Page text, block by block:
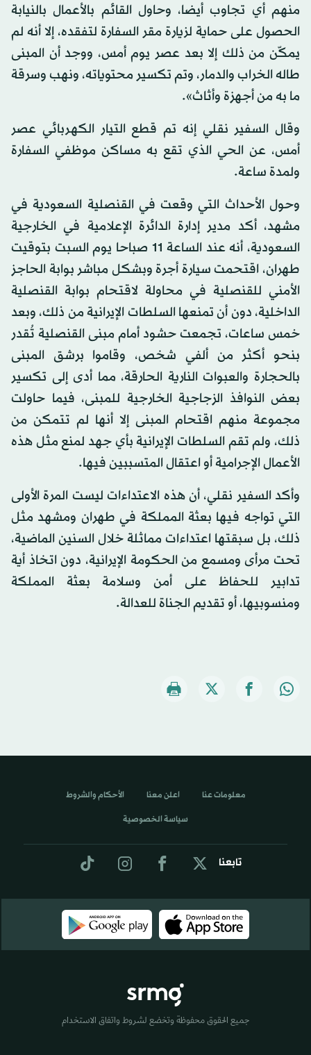
منهم أي تجاوب أيضا، وحاول القائم بالأعمال بالنيابة
الحصول على حماية لزيارة مقر السفارة لتفقده، إلا أنه لم
يمكّن من ذلك إلا بعد عصر يوم أمس، ووجد أن المبنى
طاله الخراب والدمار، وتم تكسير محتوياته، ونهب وسرقة
ما به من أجهزة وأثاث».
وقال السفير نقلي إنه تم قطع التيار الكهربائي عصر
أمس، عن الحي الذي تقع به مساكن موظفي السفارة
ولمدة ساعة.
وحول الأحداث التي وقعت في القنصلية السعودية في
مشهد، أكد مدير إدارة الدائرة الإعلامية في الخارجية
السعودية، أنه عند الساعة 11 صباحا يوم السبت بتوقيت
طهران، اقتحمت سيارة أجرة وبشكل مباشر بوابة الحاجز
الأمني للقنصلية في محاولة لاقتحام بوابة القنصلية
الداخلية، دون أن تمنعها السلطات الإيرانية من ذلك، وبعد
خمس ساعات، تجمعت حشود أمام مبنى القنصلية تُقدر
بنحو أكثر من ألفي شخص، وقاموا برشق المبنى
بالحجارة والعبوات النارية الحارقة، مما أدى إلى تكسير
بعض النوافذ الزجاجية الخارجية للمبنى، فيما حاولت
مجموعة منهم اقتحام المبنى إلا أنها لم تتمكن من
ذلك، ولم تقم السلطات الإيرانية بأي جهد لمنع مثل هذه
الأعمال الإجرامية أو اعتقال المتسببين فيها.
وأكد السفير نقلي، أن هذه الاعتداءات ليست المرة الأولى
التي تواجه فيها بعثة المملكة في طهران ومشهد مثل
ذلك، بل سبقتها اعتداءات مماثلة خلال السنين الماضية،
تحت مرأى ومسمع من الحكومة الإيرانية، دون اتخاذ أية
تدابير للحفاظ على أمن وسلامة بعثة المملكة
ومنسوبيها، أو تقديم الجناة للعدالة.
تابعنا
معلومات عنا اعلن معنا الأحكام والشروط
سياسة الخصوصية
جميع الحقوق محفوظة وتخضع لشروط واتفاق الاستخدام